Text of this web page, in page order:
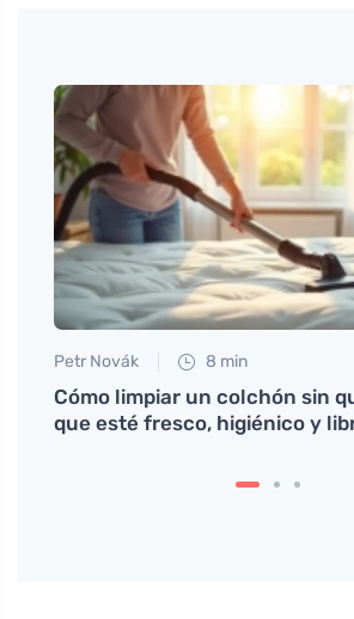
Petr Novák 8 min
Cómo limpiar un colchón sin
que esté fresco, higiénico y